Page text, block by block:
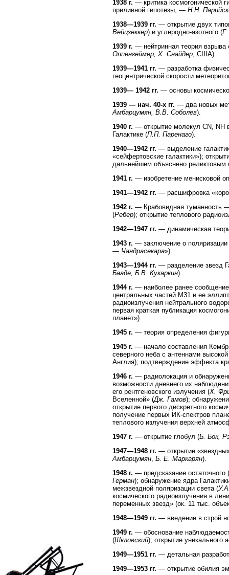
1938 г. — критика космогонической
приливной гипотезы, — Н.Н.
1938—1939 гг. — открытие двух
Вейцзеккер) и углеродно-азотного (
1939 г. — нейтринная теория взрыва
Оппенгеймер, X. Снайдер, США).
1939—1941 гг. — разработка
геоцентрической скорости
1939— 1942 гг. — основы
1939 — нач. 40-х гг. — два новых
Амбарцумян, В.В. Соболев).
1940 г. — открытие молекул CN, NH
Галактике (П.П. Паренаго).
1940—1942 гг. — выделение
«сейфертовские галактики»);
дальнейшем объяснено реликтовым
1941 г. — изобретение менисковой
1941—1942 гг. — расшифровка
1942 г. — Крабовидная туманность
(Ребер); открытие теплового
1942—1947 гг. — динамическая
1943 г. — заключение о
— Чандрасекара»).
1943—1944 гг. — разделение звезд
Бааде, Б.В. Кукаркин).
1944 г. — наиболее ранее сообщение
центральных частей М31 и ее
радиоизлучения нейтрального
первая краткая публикация
планет»).
1945 г. — теория определения
1945 г. — начало составления
северного неба с антеннами
Англия); подтверждение эффекта
1946 г. — радиолокация и
возможности дневнего их
его рентгеновского излучения (X.
Вселенной» (Дж. Гамов);
открытие первого дискретного
получение первых ИК-спектров
теплового излучения верхней
1947 г. — открытие глобул (Б. Бок,
1947—1948 гг. — открытие
Амбарцумян, Б. Е. Mapкарян).
1948 г. — предсказание
Герман); обнаружение ядра
межзвездной поляризации света (
космического радиоизлучения в
переменных звезд» (ок. 11 тыс.
1948—1949 гг. — введение в строй
1949 г. — обоснование
(Шкловский); открытие уникального
1949—1951 гг. — детальная
1949—1953 гг. — открытие обилия